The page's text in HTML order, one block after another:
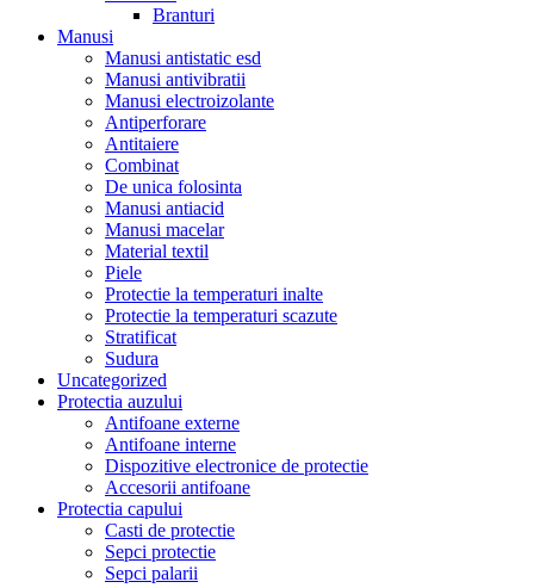
Branturi
Manusi
Manusi antistatic esd
Manusi antivibratii
Manusi electroizolante
Antiperforare
Antitaiere
Combinat
De unica folosinta
Manusi antiacid
Manusi macelar
Material textil
Piele
Protectie la temperaturi inalte
Protectie la temperaturi scazute
Stratificat
Sudura
Uncategorized
Protectia auzului
Antifoane externe
Antifoane interne
Dispozitive electronice de protectie
Accesorii antifoane
Protectia capului
Casti de protectie
Sepci protectie
Sepci palarii